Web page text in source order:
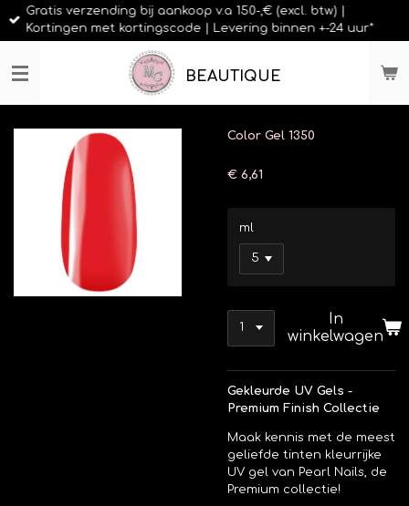
Ga
direct
de
BEAUTIQUE
Gratis verzending bij aankoop v.a 150-,€ (excl. btw) |
Kortingen met kortingscode | Levering binnen +-24 uur*
Color Gel 1350
€ 6,61
ml
In
winkelwagen
Gekleurde UV Gels -
Premium Finish Collectie
Maak kennis met de meest
geliefde tinten kleurrijke
UV gel van Pearl Nails, de
Premium collectie!